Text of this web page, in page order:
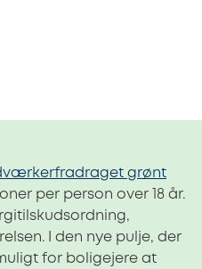
grønt
per person over 18 år.
I den nye pulje, der
for boligejere at